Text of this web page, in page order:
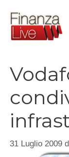
contenuto
31 Luglio 2009